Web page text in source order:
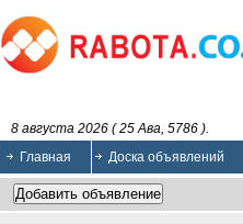
8 августа 2026 ( 25 Ава, 5786 ).
Главная
Доска объявлений